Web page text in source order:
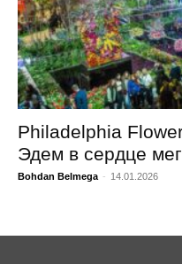
Philadelphia
Эдем в сердце
Bohdan Belmega - 14.01.2026